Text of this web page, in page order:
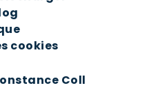
cookies
Coll